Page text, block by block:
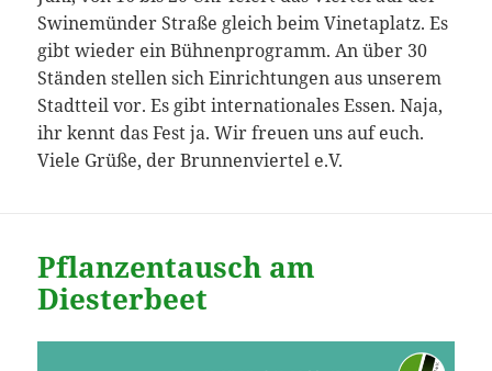
Swinemünder Straße gleich beim Vinetaplatz. Es
gibt wieder ein Bühnenprogramm. An über 30
Ständen stellen sich Einrichtungen aus unserem
Stadtteil vor. Es gibt internationales Essen. Naja,
ihr kennt das Fest ja. Wir freuen uns auf euch.
Viele Grüße, der Brunnenviertel e.V.
Pflanzentausch am
Diesterbeet